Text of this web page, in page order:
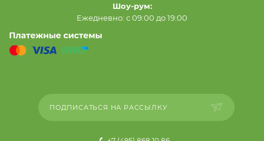
Шоу-рум:
Ежедневно: с 09:00 до 19:00
ПОДПИСАТЬСЯ НА РАССЫЛКУ